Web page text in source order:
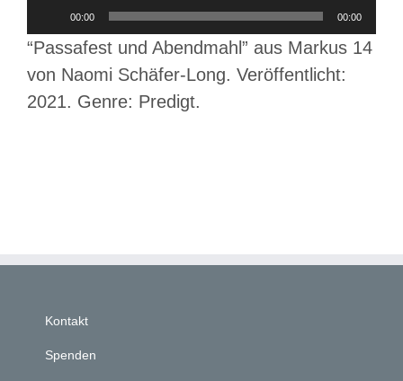
Audio-
Player
00:00 00:00
“Passafest und Abendmahl” aus Markus 14
von Naomi Schäfer-Long. Veröffentlicht:
2021. Genre: Predigt.
Kontakt
Spenden